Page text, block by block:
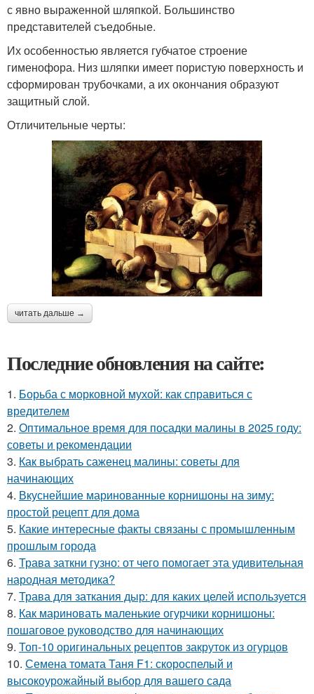
с явно выраженной шляпкой. Большинство
представителей съедобные.
Их особенностью является губчатое строение
гименофора. Низ шляпки имеет пористую поверхность и
сформирован трубочками, а их окончания образуют
защитный слой.
Отличительные черты:
читать дальше →
Последние обновления на сайте:
1. Борьба с морковной мухой: как справиться с
вредителем
2. Оптимальное время для посадки малины в 2025 году:
советы и рекомендации
3. Как выбрать саженец малины: советы для
начинающих
4. Вкуснейшие маринованные корнишоны на зиму:
простой рецепт для дома
5. Какие интересные факты связаны с промышленным
прошлым города
6. Трава заткни гузно: от чего помогает эта удивительная
народная методика?
7. Трава для заткания дыр: для каких целей используется
8. Как мариновать маленькие огурчики корнишоны:
пошаговое руководство для начинающих
9. Топ-10 оригинальных рецептов закруток из огурцов
10. Семена томата Таня F1: скороспелый и
высокоурожайный выбор для вашего сада